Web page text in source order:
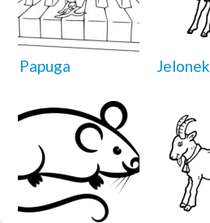
Papuga Jelonek